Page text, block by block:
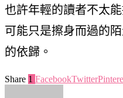
也許年輕的讀者不太
可能只是擦身而過的
的依歸。
Share 1 FacebookTwitter